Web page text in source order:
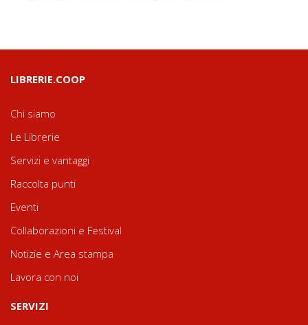
LIBRERIE.COOP
Chi siamo
Le Librerie
Servizi e vantaggi
Raccolta punti
Eventi
Collaborazioni e Festival
Notizie e Area stampa
Lavora con noi
SERVIZI